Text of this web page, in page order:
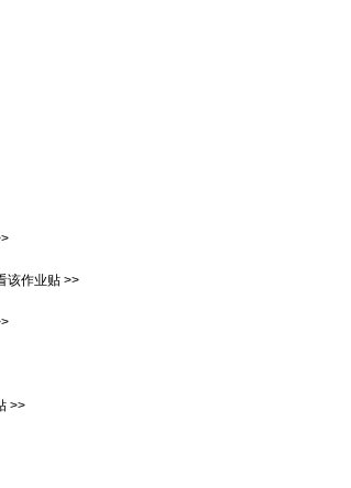
该作业贴 >>
>>